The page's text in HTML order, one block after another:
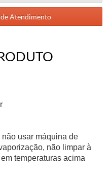
Atendimento
não usar máquina de
não limpar à
temperaturas acima